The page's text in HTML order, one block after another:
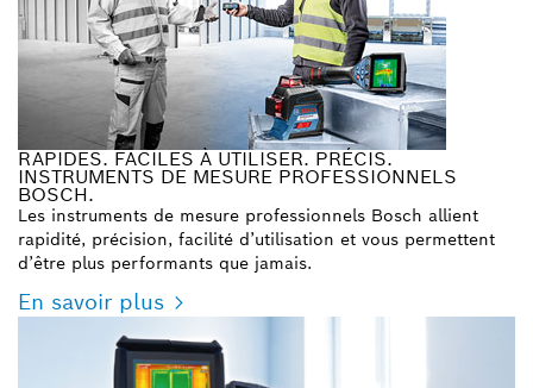
RAPIDES. FACILES À UTILISER. PRÉCIS.
INSTRUMENTS DE MESURE PROFESSIONNELS
BOSCH.
Les instruments de mesure professionnels Bosch allient
rapidité, précision, facilité d’utilisation et vous permettent
d’être plus performants que jamais.
En savoir plus